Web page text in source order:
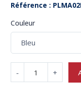
Référence :
Couleur
- +